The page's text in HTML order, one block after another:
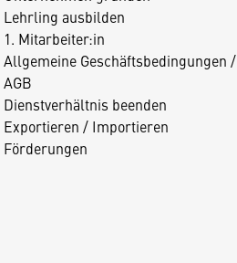
Lehrling ausbilden
1. Mitarbeiter:in
Allgemeine Geschäftsbedingungen /
AGB
Dienstverhältnis beenden
Exportieren / Importieren
Förderungen